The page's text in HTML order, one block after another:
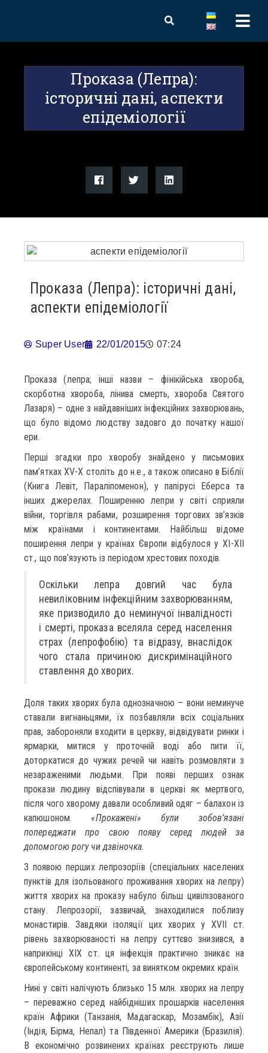
Проказа (Лепра):
історичні дані, аспекти
епідеміології
Проказа (Лепра): історичні дані,
аспекти епідеміології
Super User 22/01/2015 07:24
Проказа (лепра; інші назви – фінікійська хвороба,
скорботна хвороба, лінива смерть, хвороба Святого
Лазаря) – одне з найдавніших інфекційних захворювань,
що було відомо людству задовго до початку нашої
ери.
Перші згадки про хворобу знайдено у письмових
пам’ятках XV-X століть до н.е., а також описано в Біблії
(Книга Левіт, Параліпоменон), у папірусі Еберса та
інших джерелах. Поширенню лепри у світі сприяли
війни, торгівля рабами, розширення торгових зв’язків
між країнами і континентами. Найбільш відоме
поширення лепри у країнах Європи відбулося у ХІ-ХІІ
ст., що пов’язують із періодом хрестових походів.
Оскільки лепра довгий час була
невиліковним інфекційним захворюванням,
яке призводило до неминучої інвалідності
і смерті, проказа вселяла серед населення
страх (лепрофобію) та відразу, внаслідок
чого стала причиною дискримінаційного
ставлення до хворих.
Доля таких хворих була однозначною – вони неминуче
ставали вигнаньцями, їх позбавляли всіх соціальних
прав, забороняли входити в церкву, відвідувати ринки і
ярмарки, митися у проточній воді або пити її,
доторкатися до чужих речей чи навіть розмовляти з
незараженими людьми. При появі перших ознак
прокази людину відспівували в церкві як мертвого,
після чого хворому давали особливий одяг – балахон із
капюшоном.«Прокажені» були зобов’язані
попереджати про свою появу серед людей за
допомогою рогу чи дзвіночка.
З появою перших лепрозоріїв (спеціальних населених
пунктів для ізольованого проживання хворих на лепру)
життя хворих на проказу набуло більш цивілізованого
стану. Лепрозорії, зазвичай, знаходилися поблизу
монастирів. Завдяки ізоляції цих хворих у ХVІІ ст.
рівень захворюваності на лепру суттєво знизився, а
наприкінці ХІХ ст. ця інфекція практично зникає на
європейському континенті, за винятком окремих країн.
Нині у світі налічують близько 15 млн. хворих на лепру
– переважно серед найбідніших прошарків населення
країн Африки (Танзанія, Мадагаскар, Мозамбік), Азії
(Індія, Бірма, Непал) та Південної Америки (Бразилія).
В економічно розвинених країнах реєструють лише